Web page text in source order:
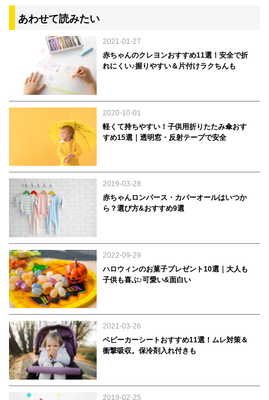
あわせて読みたい
2021-01-27
赤ちゃんのクレヨンおすすめ11選！安全で折
れにくい♪握りやすい＆片付けラクちんも
2020-10-01
軽くて持ちやすい！子供用折りたたみ傘おす
すめ15選｜透明窓・反射テープで安全
2019-03-28
赤ちゃんロンパース・カバーオールはいつか
ら？選び方&おすすめ9選
2022-09-29
ハロウィンのお菓子プレゼント10選｜大人も
子供も喜ぶ♪可愛い&面白い
2021-03-26
ベビーカーシートおすすめ11選！ムレ対策＆
衝撃吸収。保冷剤入れ付きも
2019-02-25